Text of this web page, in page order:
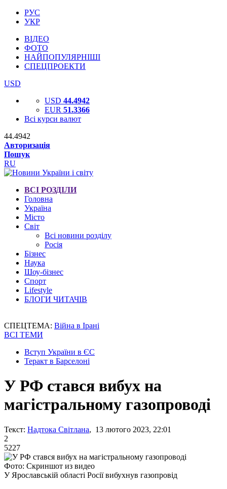
РУС
УКР
ВІДЕО
ФОТО
НАЙПОПУЛЯРНІШІ
СПЕЦПРОЕКТИ
USD
USD 44.4942
EUR 51.3366
Всі курси валют
44.4942
Авторизація
Пошук
RU
ВСІ РОЗДІЛИ
Головна
Україна
Місто
Світ
Всі новини розділу
Росія
Бізнес
Наука
Шоу-бізнес
Спорт
Lifestyle
БЛОГИ ЧИТАЧІВ
СПЕЦТЕМА: Війна в Ірані
ВСІ ТЕМИ
Вступ України в ЄС
Теракт в Барселоні
У РФ стався вибух на
магістральному газопроводі
Текст: Надтока Світлана, 13 лютого 2023, 22:01
2
5227
Фото: Скриншот из видео
У Ярославській області Росії вибухнув газопровід